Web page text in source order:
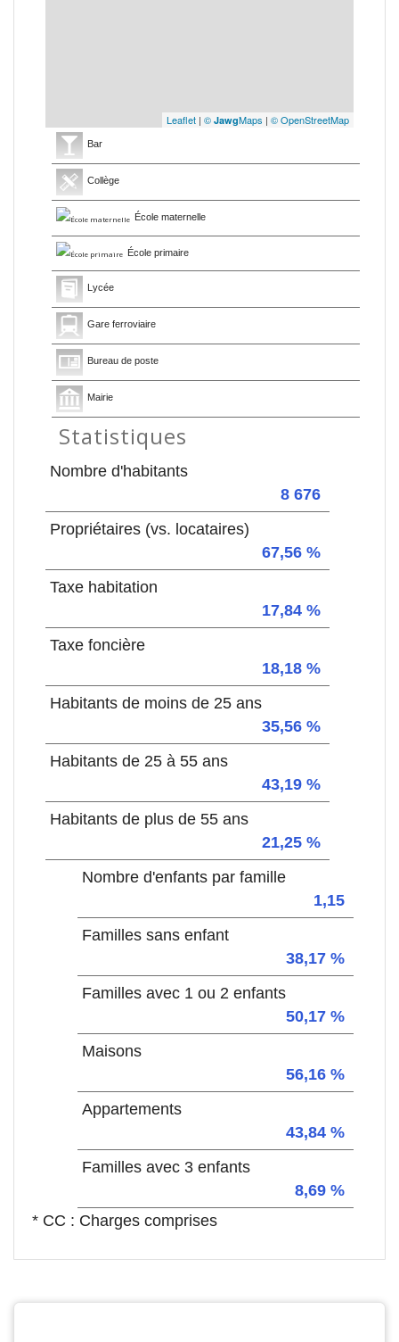
Leaflet | © JawgMaps | © OpenStreetMap
Bar
Collège
École maternelle
École primaire
Lycée
Gare ferroviaire
Bureau de poste
Mairie
Statistiques
Nombre d'habitants
8 676
Propriétaires (vs. locataires)
67,56 %
Taxe habitation
17,84 %
Taxe foncière
18,18 %
Habitants de moins de 25 ans
35,56 %
Habitants de 25 à 55 ans
43,19 %
Habitants de plus de 55 ans
21,25 %
Nombre d'enfants par famille
1,15
Familles sans enfant
38,17 %
Familles avec 1 ou 2 enfants
50,17 %
Maisons
56,16 %
Appartements
43,84 %
Familles avec 3 enfants
8,69 %
* CC : Charges comprises